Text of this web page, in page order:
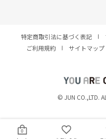
0
特定商取引法に基づく表記
ご利用規約
サイトマップ
© JUN CO.,LTD.